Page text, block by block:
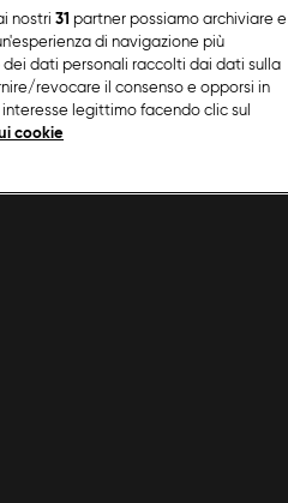
nostri 31 partner possiamo archiviare e
di navigazione più
dati personali raccolti dai dati sulla
revocare il consenso e opporsi in
legittimo facendo clic sul
cookie